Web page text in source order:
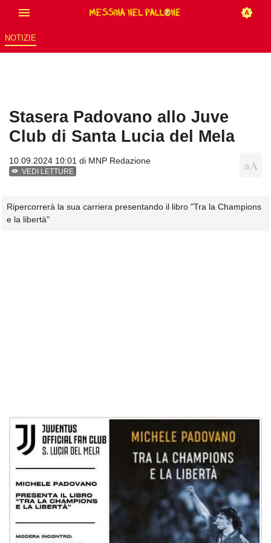
NOTIZIE
Stasera Padovano allo Juve
Club di Santa Lucia del Mela
10.09.2024 10:01 di MNP Redazione
VEDI LETTURE
Ripercorrerà la sua carriera presentando il libro "Tra la Champions
e la libertà"